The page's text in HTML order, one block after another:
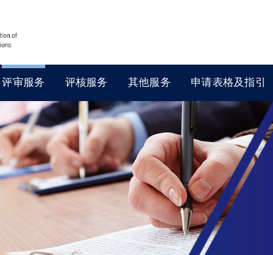
评审服务 评核服务 其他服务 申请表格及指引